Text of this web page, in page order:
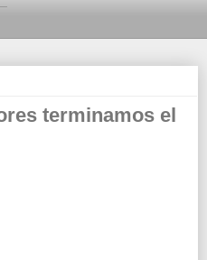
terminamos el